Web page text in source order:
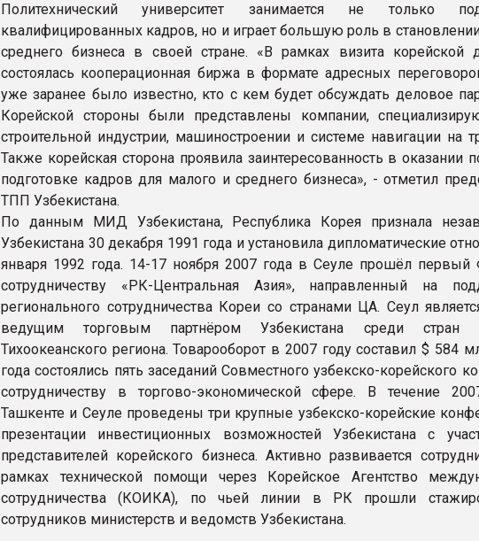
Политехнический университет занимается не только
квалифицированных кадров, но и играет большую роль в
среднего бизнеса в своей стране. «В рамках визита корейской
состоялась кооперационная биржа в формате адресных
уже заранее было известно, кто с кем будет обсуждать деловое
Корейской стороны были представлены компании,
строительной индустрии, машиностроении и системе навигации на
Также корейская сторона проявила заинтересованность в оказании
подготовке кадров для малого и среднего бизнеса», - отметил
ТПП Узбекистана.
По данным МИД Узбекистана, Республика Корея признала
Узбекистана 30 декабря 1991 года и установила дипломатические
января 1992 года. 14-17 ноября 2007 года в Сеуле прошёл
сотрудничеству «РК-Центральная Азия», направленный на
регионального сотрудничества Кореи со странами ЦА. Сеул
ведущим торговым партнёром Узбекистана среди стран
Тихоокеанского региона. Товарооборот в 2007 году составил $ 584
года состоялись пять заседаний Совместного узбекско-корейского
сотрудничеству в торгово-экономической сфере. В течение
Ташкенте и Сеуле проведены три крупные узбекско-корейские
презентации инвестиционных возможностей Узбекистана с
представителей корейского бизнеса. Активно развивается
рамках технической помощи через Корейское Агентство
сотрудничества (КОИКА), по чьей линии в РК прошли
сотрудников министерств и ведомств Узбекистана.